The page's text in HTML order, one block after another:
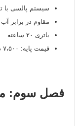
سیستم پالسی با
مقاوم در برابر آب
باتری ۲۰ ساعته
قیمت پایه: ۷،۵۰۰ دلار
فصل سوم: